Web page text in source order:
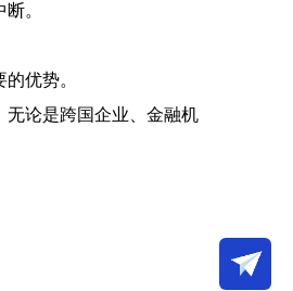
。
优势。
无论是跨国企业、金融机